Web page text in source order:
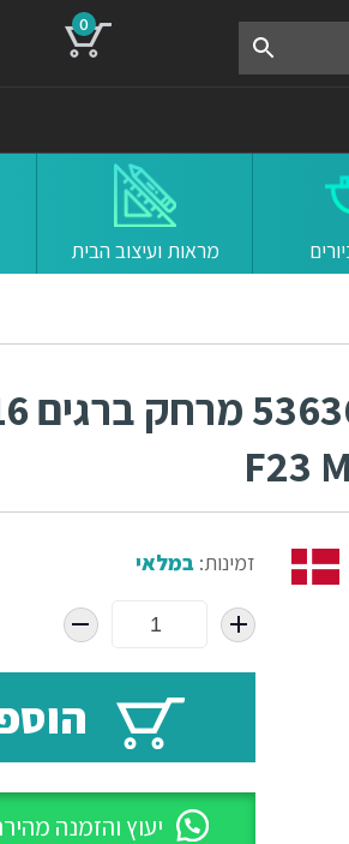
0
מראות ועיצוב הבית
ידיות למטבח
זמינות:במלאי
יעוץ והזמנה